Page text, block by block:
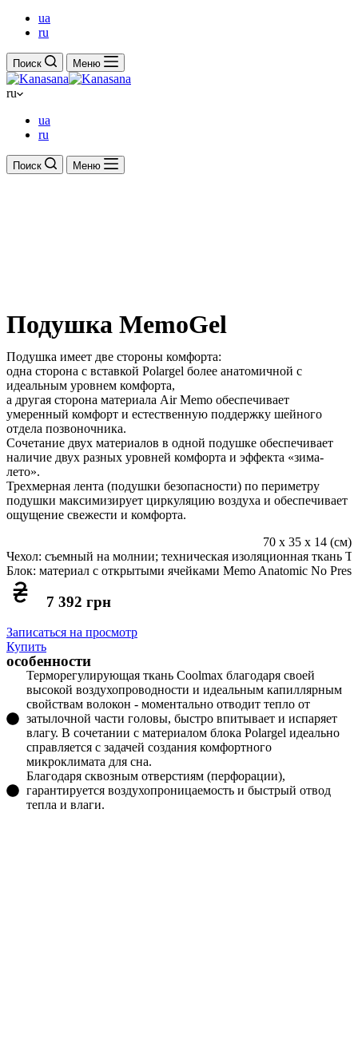
ua
ru
Поиск Меню
ru
ua
ru
Поиск Меню
Подушка MemoGel
Подушка имеет две стороны комфорта:
одна сторона с вставкой Polargel более анатомичной с
идеальным уровнем комфорта,
а другая сторона материала Air Memo обеспечивает
умеренный комфорт и естественную поддержку шейного
отдела позвоночника.
Сочетание двух материалов в одной подушке обеспечивает
наличие двух разных уровней комфорта и эффекта «зима-
лето».
Трехмерная лента (подушки безопасности) по периметру
подушки максимизирует циркуляцию воздуха и обеспечивает
ощущение свежести и комфорта.
70 х 35 х 14 (см)
Чехол: съемный на молнии; техническая изоляционная ткань
Блок: материал с открытыми ячейками Memo Anatomic No
7 392 грн
Записаться на просмотр
Купить
особенности
Терморегулирующая ткань Coolmax благодаря своей
высокой воздухопроводности и идеальным капиллярным
свойствам волокон - моментально отводит тепло от
затылочной части головы, быстро впитывает и испаряет
влагу. В сочетании с материалом блока Polargel идеально
справляется с задачей создания комфортного
микроклимата для сна.
Благодаря сквозным отверстиям (перфорации),
гарантируется воздухопроницаемость и быстрый отвод
тепла и влаги.